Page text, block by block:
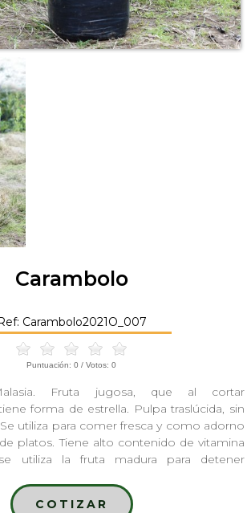
Carambolo
Ref: Carambolo2021O_007
Puntuación: 0 / Votos: 0
Fruta jugosa, que al cortar
forma de estrella. Pulpa traslúcida, sin
utiliza para comer fresca y como adorno
platos. Tiene alto contenido de vitamina
utiliza la fruta madura para detener
COTIZAR